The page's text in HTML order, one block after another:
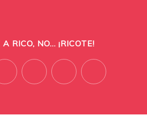
RICO, NO... ¡RICOTE!